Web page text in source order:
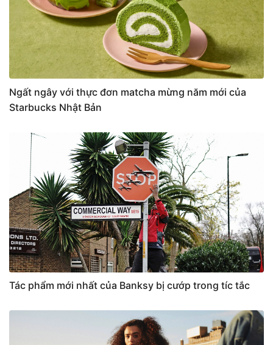
Ngất ngây với thực đơn matcha mừng năm mới của
Starbucks Nhật Bản
Tác phẩm mới nhất của Banksy bị cướp trong tíc tắc